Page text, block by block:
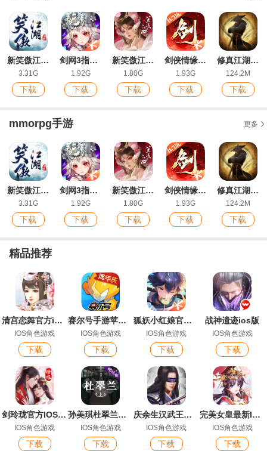
新笑傲江湖手游IOS福利版
3.31G
下载
剑网3指尖江湖手游官方版
1.92G
下载
新笑傲江湖手游最新版
1.80G
下载
剑侠情缘2剑歌行官方版
1.93G
下载
修真江湖手游最新版
124.2M
下载
mmorpg手游 更多
新笑傲江湖手游IOS福利版
3.31G
下载
剑网3指尖江湖手游官方版
1.92G
下载
新笑傲江湖手游最新版
1.80G
下载
剑侠情缘2剑歌行官方版
1.93G
下载
修真江湖手游最新版
124.2M
下载
精品推荐
清宫恋舞官方ios版
IOS角色游戏
下载
赛尔号手游苹果版
IOS角色游戏
下载
狐妖小红娘官方IOS版手游
IOS角色游戏
下载
战神遗迹ios版
IOS角色游戏
下载
剑玲珑官方IOS端手游
IOS角色游戏
下载
孙美琪杜翠兰案上ios畅玩版
IOS角色游戏
下载
庆余生汉武王朝最新ios版
IOS角色游戏
下载
完美女皇最新IOS版
IOS角色游戏
下载